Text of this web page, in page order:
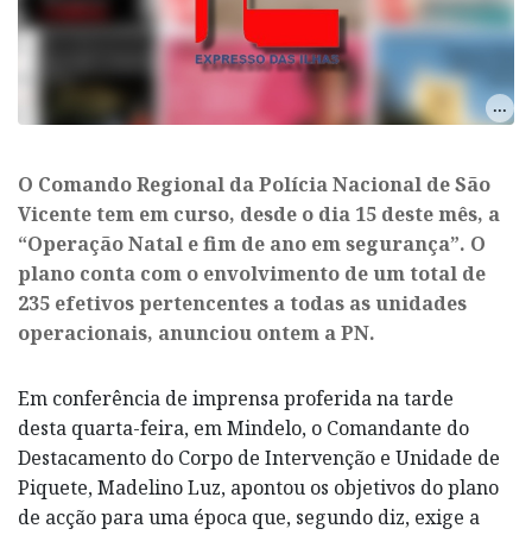
O Comando Regional da Polícia Nacional de São
Vicente tem em curso, desde o dia 15 deste mês, a
“Operação Natal e fim de ano em segurança”. O
plano conta com o envolvimento de um total de
235 efetivos pertencentes a todas as unidades
operacionais, anunciou ontem a PN.
Em conferência de imprensa proferida na tarde
desta quarta-feira, em Mindelo, o Comandante do
Destacamento do Corpo de Intervenção e Unidade de
Piquete, Madelino Luz, apontou os objetivos do plano
de acção para uma época que, segundo diz, exige a